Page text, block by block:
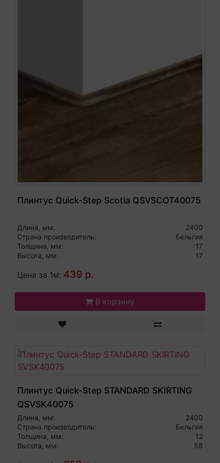
Плинтус Quick-Step Scotia QSVSCOT40075
Длина, мм:
2400
Страна производитель:
Бельгия
Толщина, мм:
17
Высота, мм:
17
Цена за 1м: 439 р.
В корзину
Плинтус Quick-Step STANDARD SKIRTING
QSVSK40075
Длина, мм:
2400
Страна производитель:
Бельгия
Толщина, мм:
12
Высота, мм:
58